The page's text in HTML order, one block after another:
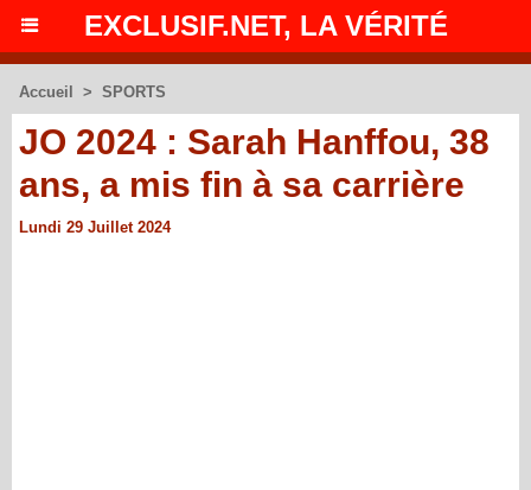
EXCLUSIF.NET, LA VÉRITÉ
Accueil > SPORTS
JO 2024 : Sarah Hanffou, 38
ans, a mis fin à sa carrière
Lundi 29 Juillet 2024